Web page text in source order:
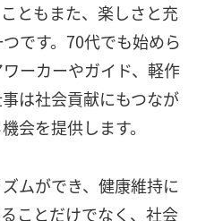
ともまた、楽しさと充
です。70代でも始めら
ーカーやガイド、軽作
は社会貢献にもつなが
会を提供します。
ムができ、健康維持に
ことだけでなく、社会